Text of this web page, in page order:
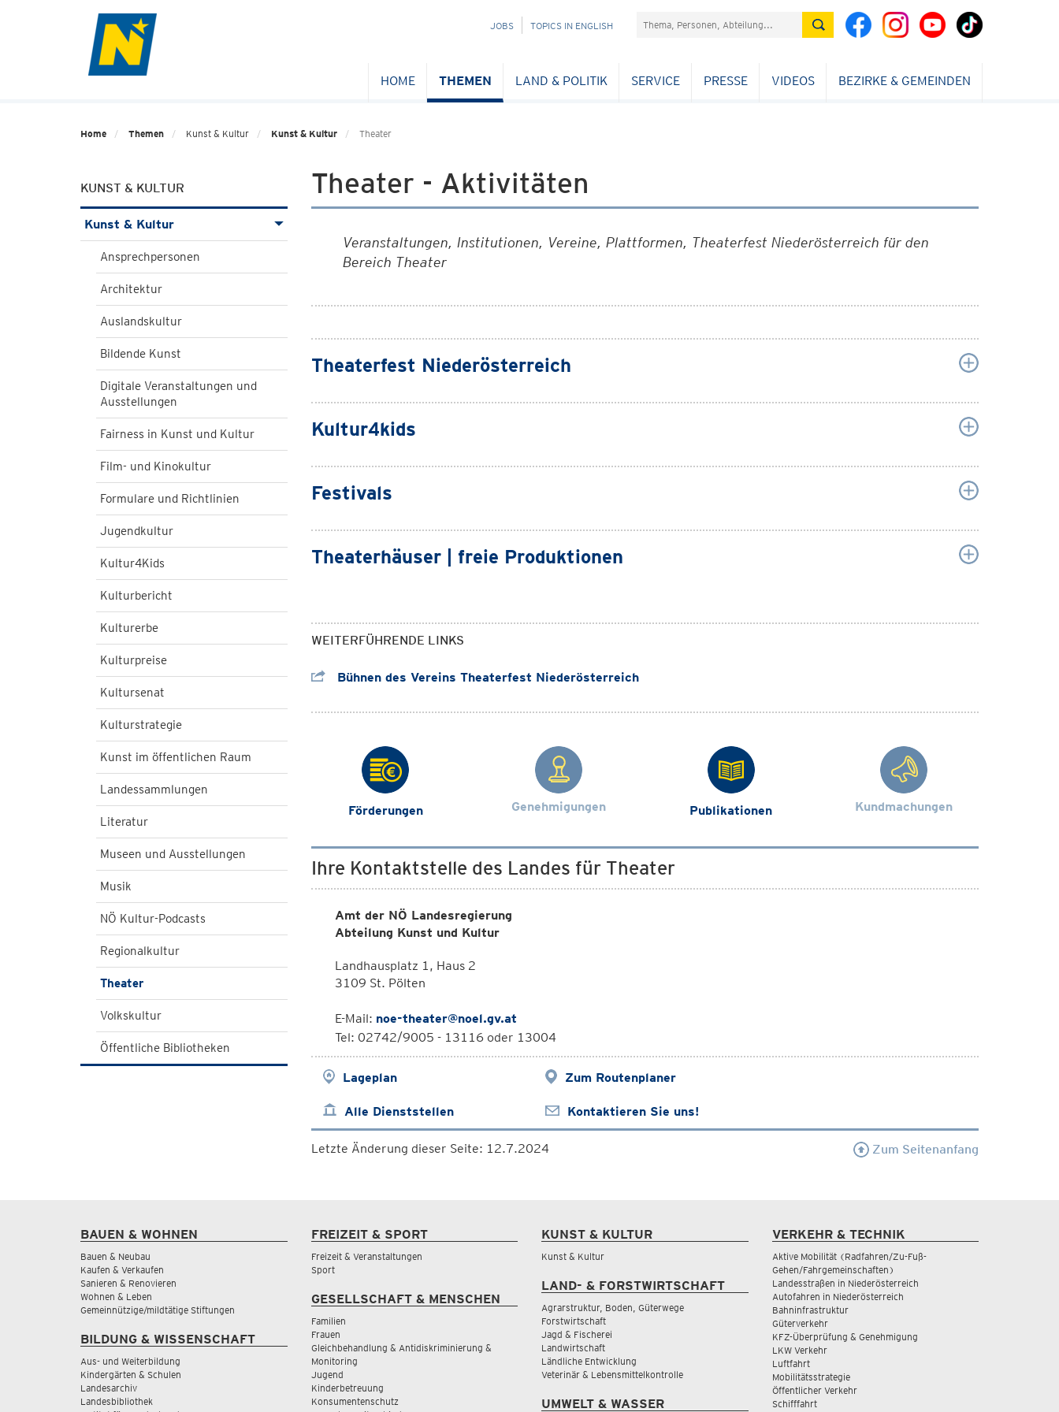
NAVIGATION
JOBS TOPICS IN ENGLISH Suchefeld
HOME THEMEN LAND & POLITIK SERVICE PRESSE VIDEOS BEZIRKE & GEMEINDEN
Home Themen Kunst & Kultur Kunst & Kultur Theater
KUNST & KULTUR
Kunst & Kultur
Ansprechpersonen
Architektur
Auslandskultur
Bildende Kunst
Digitale Veranstaltungen und
Ausstellungen
Fairness in Kunst und Kultur
Film- und Kinokultur
Formulare und Richtlinien
Jugendkultur
Kultur4Kids
Kulturbericht
Kulturerbe
Kulturpreise
Kultursenat
Kulturstrategie
Kunst im öffentlichen Raum
Landessammlungen
Literatur
Museen und Ausstellungen
Musik
NÖ Kultur-Podcasts
Regionalkultur
Theater
Volkskultur
Öffentliche Bibliotheken
Theater - Aktivitäten
Veranstaltungen, Institutionen, Vereine, Plattformen, Theaterfest Niederösterreich für den
Bereich Theater
Theaterfest Niederösterreich
Kultur4kids
Festivals
Theaterhäuser | freie Produktionen
WEITERFÜHRENDE LINKS
Bühnen des Vereins Theaterfest Niederösterreich
Förderungen Genehmigungen Publikationen Kundmachungen
Ihre Kontaktstelle des Landes für Theater
Amt der NÖ Landesregierung
Abteilung Kunst und Kultur
Landhausplatz 1, Haus 2
3109 St. Pölten
E-Mail: noe-theater@noel.gv.at
Tel: 02742/9005 - 13116 oder 13004
Lageplan Zum Routenplaner
Alle Dienststellen Kontaktieren Sie uns!
Letzte Änderung dieser Seite: 12.7.2024 Zum Seitenanfang
BAUEN & WOHNEN
Bauen & Neubau
Kaufen & Verkaufen
Sanieren & Renovieren
Wohnen & Leben
Gemeinnützige/mildtätige Stiftungen
BILDUNG & WISSENSCHAFT
Aus- und Weiterbildung
Kindergärten & Schulen
Landesarchiv
Landesbibliothek
FREIZEIT & SPORT
Freizeit & Veranstaltungen
Sport
GESELLSCHAFT & MENSCHEN
Familien
Frauen
Gleichbehandlung & Antidiskriminierung &
Monitoring
Jugend
Kinderbetreuung
Konsumentenschutz
KUNST & KULTUR
Kunst & Kultur
LAND- & FORSTWIRTSCHAFT
Agrarstruktur, Boden, Güterwege
Forstwirtschaft
Jagd & Fischerei
Landwirtschaft
Ländliche Entwicklung
Veterinär & Lebensmittelkontrolle
UMWELT & WASSER
VERKEHR & TECHNIK
Aktive Mobilität (Radfahren/Zu-Fuß-
Gehen/Fahrgemeinschaften)
Landesstraßen in Niederösterreich
Autofahren in Niederösterreich
Bahninfrastruktur
Güterverkehr
KFZ-Überprüfung & Genehmigung
LKW Verkehr
Luftfahrt
Mobilitätsstrategie
Öffentlicher Verkehr
Schifffahrt